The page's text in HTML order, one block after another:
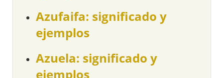
Azufaifa: significado y
ejemplos
Azuela: significado y
ejemplos